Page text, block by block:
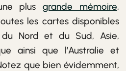
plusgrande mémoire,
les cartes disponibles
du Nord et du Sud, Asie,
ainsi que l’Australie et
que bien évidemment,